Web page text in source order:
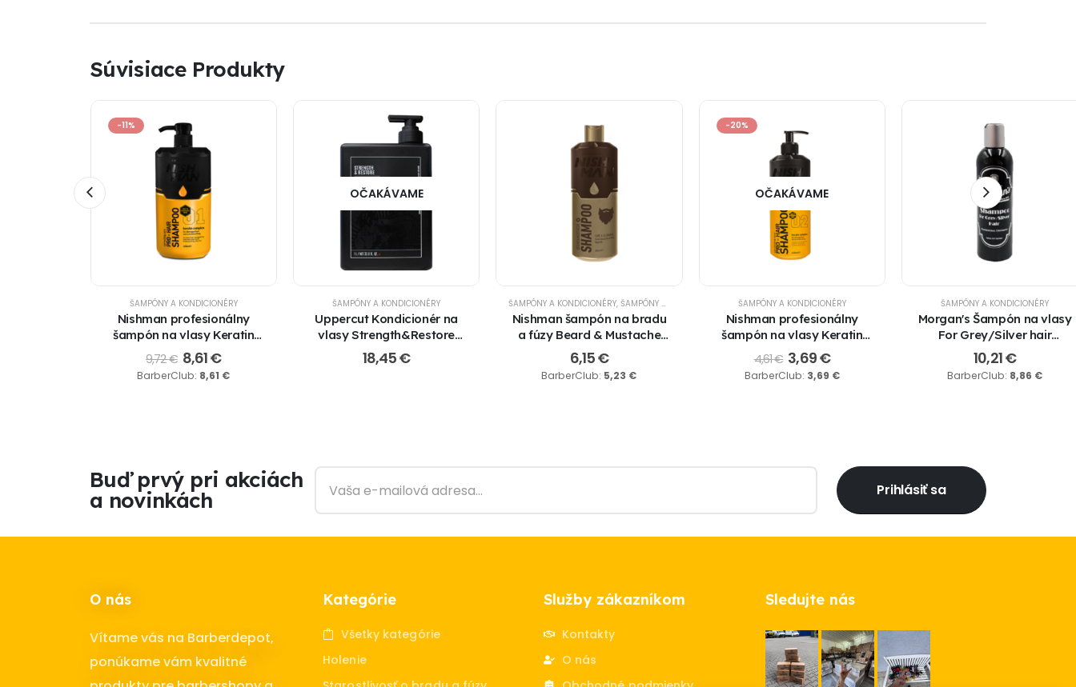
Súvisiace Produkty
-11%
ŠAMPÓNY A KONDICIONÉRY
Nishman profesionálny
šampón na vlasy Keratin
Complex 01 – 1250ml
9,72€ 8,61€
BarberClub: 8,61 €
OČAKÁVAME
ŠAMPÓNY A KONDICIONÉRY
Uppercut Kondicionér na
vlasy Strength&Restore
Conditioner, 1000 ml
18,45€
ŠAMPÓNY A KONDICIONÉRY,ŠAMPÓNY NA BRADU
Nishman šampón na bradu
a fúzy Beard & Mustache
Shampoo 200ml
6,15€
BarberClub: 5,23 €
-20%
OČAKÁVAME
ŠAMPÓNY A KONDICIONÉRY
Nishman profesionálny
šampón na vlasy Keratin
Complex 02 – 400ml
4,61€ 3,69€
BarberClub: 3,69 €
ŠAMPÓNY A KONDICIONÉRY
Morgan's Šampón na vlasy
For Grey/Silver hair
Shampoo, 250 ml
10,21€
BarberClub: 8,86 €
Buď prvý pri akciách
a novinkách Prihlásiť sa
O nás
Vítame vás na Barberdepot,
ponúkame vám kvalitné
Kategórie
Všetky kategórie
Holenie
Služby zákazníkom
Kontakty
O nás
Sledujte nás